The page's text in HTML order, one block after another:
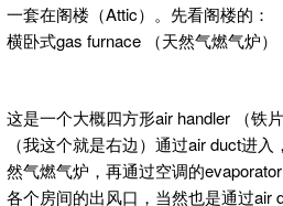
一套在阁楼（Attic）。先看阁楼的：
横卧式gas furnace （天然气燃气炉）
这是一个大概四方形air handler （铁
（我这个就是右边）通过air duct进
然气燃气炉，再通过空调的
各个房间的出风口，当然也是通过air